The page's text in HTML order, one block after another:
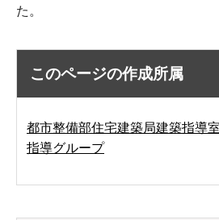
た。
このページの作成所属
都市整備部住宅建築局建築指導
指導グループ